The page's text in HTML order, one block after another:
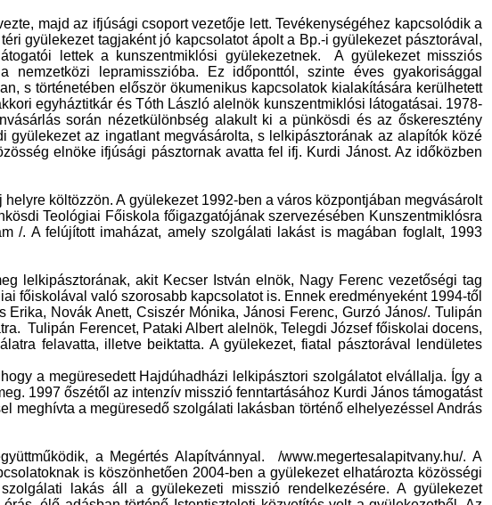
majd az ifjúsági csoport vezetője lett. Tevékenységéhez kapcsolódik a
gyülekezet tagjaként jó kapcsolatot ápolt a Bp.-i gyülekezet pásztorával,
lettek a kunszentmiklósi gyülekezetnek.
A gyülekezet missziós
lepramisszióba. Ez időponttól, szinte éves gyakorisággal
s történetében először ökumenikus kapcsolatok kialakítására kerülhetett
egyháztitkár és Tóth László alelnök kunszentmiklósi látogatásai. 1978-
során nézetkülönbség alakult ki a pünkösdi és az őskeresztény
az ingatlant megvásárolta, s lelkipásztorának az alapítók közé
elnöke ifjúsági pásztornak avatta fel ifj. Kurdi Jánost. Az időközben
költözzön. A gyülekezet 1992-ben a város központjában megvásárolt
Teológiai Főiskola főigazgatójának szervezésében Kunszentmiklósra
/. A felújított imaházat, amely szolgálati lakást is magában foglalt, 1993
lelkipásztorának, akit Kecser István elnök, Nagy Ferenc vezetőségi tag
főiskolával való szorosabb kapcsolatot is. Ennek eredményeként 1994-től
Novák Anett, Csiszér Mónika, Jánosi Ferenc, Gurzó János/. Tulipán
Tulipán Ferencet, Pataki Albert alelnök, Telegdi József főiskolai docens,
felavatta, illetve beiktatta. A gyülekezet, fiatal pásztorával lendületes
a megüresedett Hajdúhadházi lelkipásztori szolgálatot elvállalja. Így a
1997 őszétől az intenzív misszió fenntartásához Kurdi János támogatást
meghívta a megüresedő szolgálati lakásban történő elhelyezéssel András
a Megértés Alapítvánnyal.
/www.megertesalapitvany.hu/. A
is köszönhetően 2004-ben a gyülekezet elhatározta közösségi
lakás áll a gyülekezeti misszió rendelkezésére. A gyülekezet